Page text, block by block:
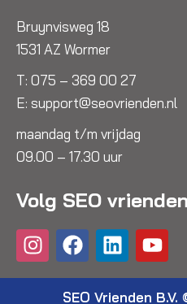
Bruynvisweg 18
1531 AZ Wormer
T: 075 – 369 00 27
E: support@seovrienden.nl
maandag t/m vrijdag
09.00 – 17.30 uur
Volg SEO vrienden
I
n
s
F
a
c
L
i
n
Y
o
u
SEO Vrienden